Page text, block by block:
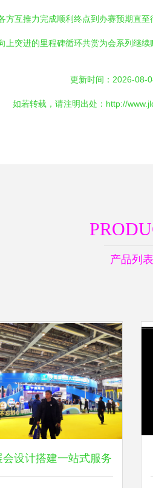
互推力完成顺利终点到办赛预期直
突进的里程碑循环共赏为会系列继续
更新时间：2026-08-
如若转载，请注明出处：http://
产品列表
会设计搭建一站式服务